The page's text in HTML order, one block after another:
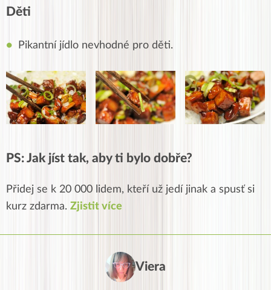
Děti
Pikantní jídlo nevhodné pro děti.
PS: Jak jíst tak, aby ti bylo dobře?
Přidej se k 20 000 lidem, kteří už jedí jinak a spusť si
kurz zdarma. Zjistit více
Viera